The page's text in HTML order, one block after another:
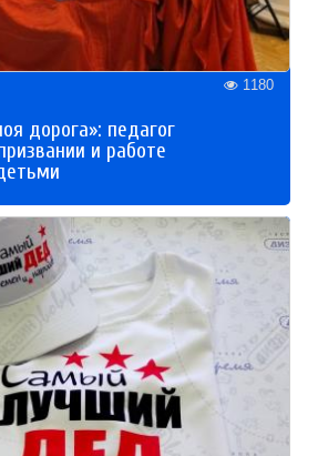
1180
дорога»: педагог
и работе